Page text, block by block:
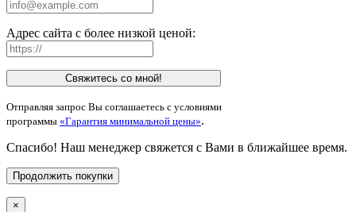
Адрес сайта с более низкой ценой:
Свяжитесь со мной!
Отправляя запрос Вы соглашаетесь с условиями
программы «Гарантия минимальной цены».
Спасибо! Наш менеджер свяжется с Вами в ближайшее время.
Продолжить покупки
×